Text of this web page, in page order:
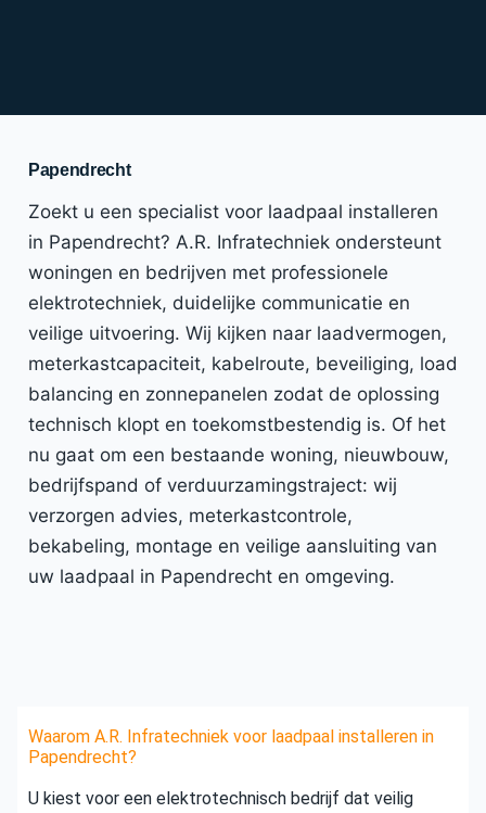
Papendrecht
Zoekt u een specialist voor laadpaal installeren
in Papendrecht? A.R. Infratechniek ondersteunt
woningen en bedrijven met professionele
elektrotechniek, duidelijke communicatie en
veilige uitvoering. Wij kijken naar laadvermogen,
meterkastcapaciteit, kabelroute, beveiliging, load
balancing en zonnepanelen zodat de oplossing
technisch klopt en toekomstbestendig is. Of het
nu gaat om een bestaande woning, nieuwbouw,
bedrijfspand of verduurzamingstraject: wij
verzorgen advies, meterkastcontrole,
bekabeling, montage en veilige aansluiting van
uw laadpaal in Papendrecht en omgeving.
Waarom A.R. Infratechniek voor laadpaal installeren in
Papendrecht?
U kiest voor een elektrotechnisch bedrijf dat veilig